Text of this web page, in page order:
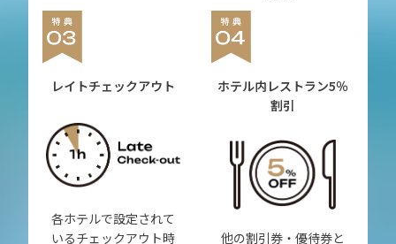
レイトチェックアウト
各ホテルで設定されて
いるチェックアウト時
ホテル内レストラン5％
割引
他の割引券・優待券と